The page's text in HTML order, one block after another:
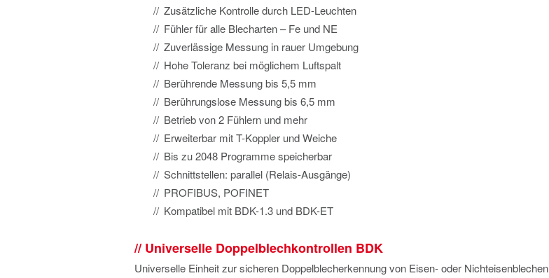
Zusätzliche Kontrolle durch LED-Leuchten
Fühler für alle Blecharten – Fe und NE
Zuverlässige Messung in rauer Umgebung
Hohe Toleranz bei möglichem Luftspalt
Berührende Messung bis 5,5 mm
Berührungslose Messung bis 6,5 mm
Betrieb von 2 Fühlern und mehr
Erweiterbar mit T-Koppler und Weiche
Bis zu 2048 Programme speicherbar
Schnittstellen: parallel (Relais-Ausgänge)
PROFIBUS, POFINET
Kompatibel mit BDK-1.3 und BDK-ET
Universelle Doppelblechkontrollen BDK
Universelle Einheit zur sicheren Doppelblecherkennung von Eisen- oder Nichteisenblechen